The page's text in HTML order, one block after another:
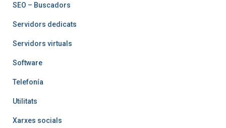
SEO – Buscadors
Servidors dedicats
Servidors virtuals
Software
Telefoní­a
Utilitats
Xarxes socials